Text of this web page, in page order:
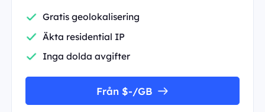
Gratis geolokalisering
Äkta residential IP
Inga dolda avgifter
Från $-/GB